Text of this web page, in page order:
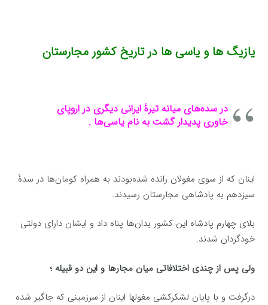
یازیگ‌ ها و یاسی‌ ها در تاریخ کشور مجارستان
در سده‌های میانه تیرهٔ ایرانی دیگری در اروپای
خاوری پدیدار گشت به نام یاسی‌ها .
اینان که از سوی مغولان رانده شده‌بودند به همراه کومان‌ها در سدهٔ
سیزدهم به پادشاهی مجارستان رسیدند.
بلای چهارم پادشاه این کشور بدان‌ها پناه داد و ایشان دارای دولتی
خودگردان شدند.
ولی پس از چندی اختلافاتی میان مجارها و این دو قبیله ؛
درگرفت و با پایان لشکرکشی مغولها اینان از سرزمینی که جاگیر شده